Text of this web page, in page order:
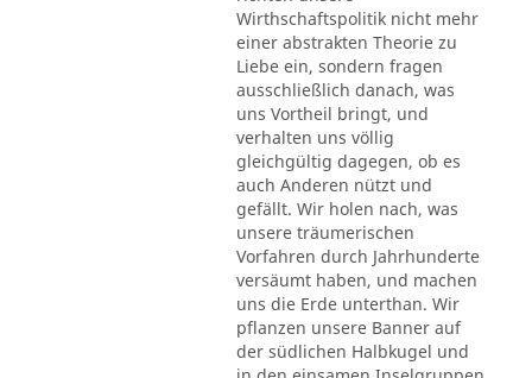
Wirthschaftspolitik nicht mehr
einer abstrakten Theorie zu
Liebe ein, sondern fragen
ausschließlich danach, was
uns Vortheil bringt, und
verhalten uns völlig
gleichgültig dagegen, ob es
auch Anderen nützt und
gefällt. Wir holen nach, was
unsere träumerischen
Vorfahren durch Jahrhunderte
versäumt haben, und machen
uns die Erde unterthan. Wir
pflanzen unsere Banner auf
der südlichen Halbkugel und